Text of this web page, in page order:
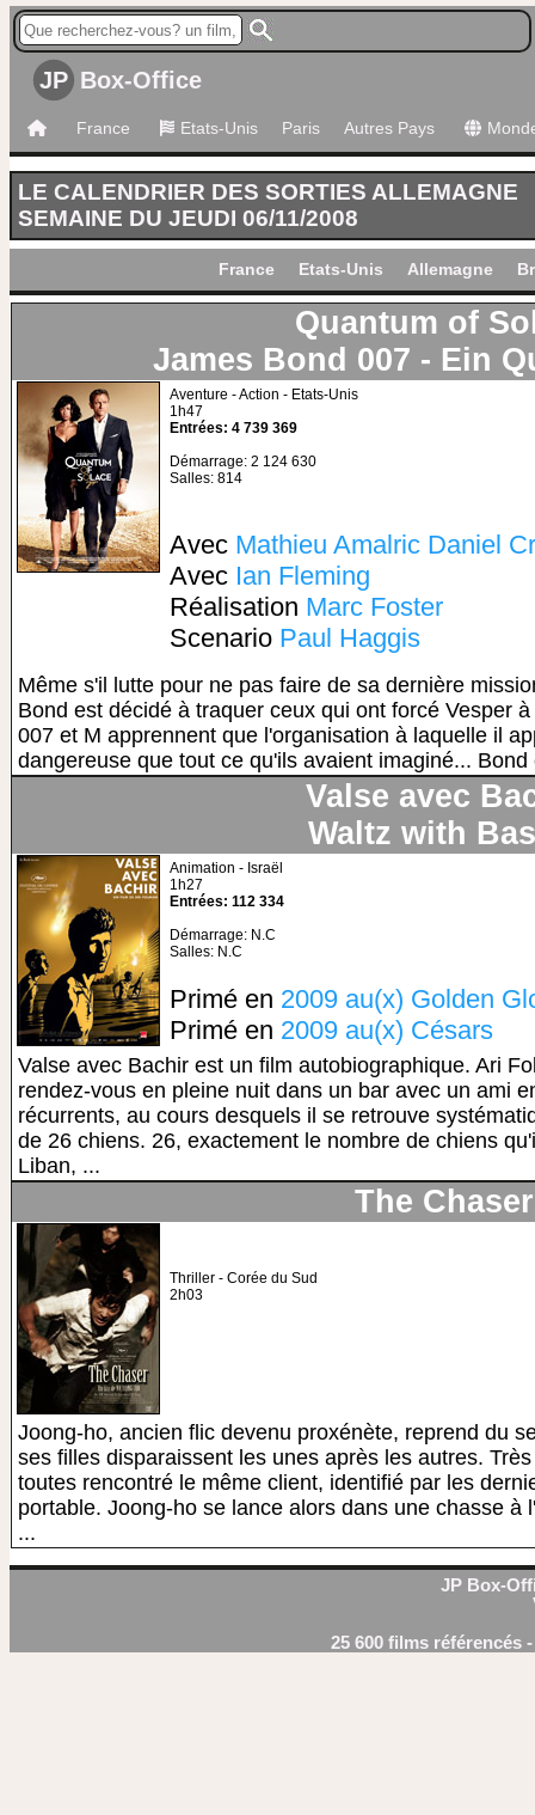
JP Box-Office
France Etats-Unis Paris Autres Pays
LE CALENDRIER DES SORTIES ALLEMAGNE
SEMAINE DU JEUDI 06/11/2008
France Etats-Unis Allemagne
Quantum of
James Bond 007 - Ein
Aventure - Action - Etats-Unis
1h47
Entrées: 4 739 369
Démarrage: 2 124 630
Salles: 814
Avec Mathieu Amalric Daniel
Avec Ian Fleming
Réalisation Marc Foster
Scenario Paul Haggis
Même s'il lutte pour ne pas faire de sa dernière
Bond est décidé à traquer ceux qui ont forcé Vesper
007 et M apprennent que l'organisation à laquelle il
dangereuse que tout ce qu'ils avaient imaginé...
Valse avec
Waltz with
Animation - Israël
1h27
Entrées: 112 334
Démarrage: N.C
Salles: N.C
Primé en 2009 au(x) Golden
Primé en 2009 au(x) Césars
Valse avec Bachir est un film autobiographique. Ari
rendez-vous en pleine nuit dans un bar avec un ami
récurrents, au cours desquels il se retrouve
de 26 chiens. 26, exactement le nombre de chiens
Liban, ...
The Chaser
Thriller - Corée du Sud
2h03
Joong-ho, ancien flic devenu proxénète, reprend du
ses filles disparaissent les unes après les autres.
toutes rencontré le même client, identifié par les
portable. Joong-ho se lance alors dans une chasse à
...
JP Box-
25 600 films référencés